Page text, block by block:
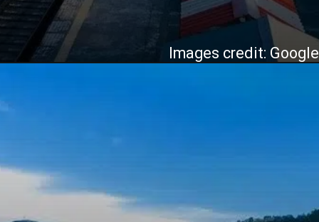
Images credit: Google